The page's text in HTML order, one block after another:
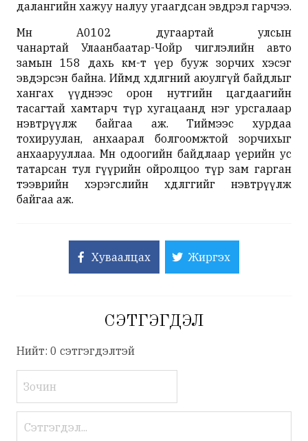
далангийн хажуу налуу угаагдсан эвдрэл гарчээ.
Мөн А0102 дугаартай улсын
чанартай Улаанбаатар-Чойр чиглэлийн авто
замын 158 дахь км-т үeр бууж зорчих хэсэг
эвдэрсэн байна. Иймд хөдөлгөөний аюулгүй байдлыг
хангах үүднээс орон нутгийн цагдаагийн
тасагтай хамтарч түр хугацаанд нэг урсгалаар
нэвтрүүлж байгаа аж. Тиймээс хурдаа
тохируулан, анхаарал болгоомжтой зорчихыг
анхаарууллаа. Мөн одоогийн байдлаар үeрийн ус
татарсан тул гүүрийн ойролцоо түр зам гарган
тээврийн хэрэгслийн хөдөлгөөгийг нэвтрүүлж
байгаа аж.
Хуваалцах Жиргэх
СЭТГЭГДЭЛ
Нийт: 0 сэтгэгдэлтэй